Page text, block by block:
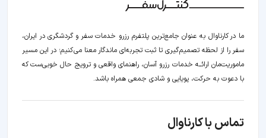
ما در کارناوال به عنوان جامع‌ترین پلتفرم رزرو خدمات سفر و گردشگری در ایران،
سفر را از لحظه‌ تصمیم‌گیری تا ثبت تجربه‌ای ماندگار معنا می‌کنیم؛ در این مسیر‍
ماموریت‌مان اراﺋــﻪ خدمات رزرو آسان، راهنمای واقعی و ترویج حال خوبی‌ست که
با دعوت به حرکت، پویایی و شادی جمعی همراه باشد.
تماس با کارناوال